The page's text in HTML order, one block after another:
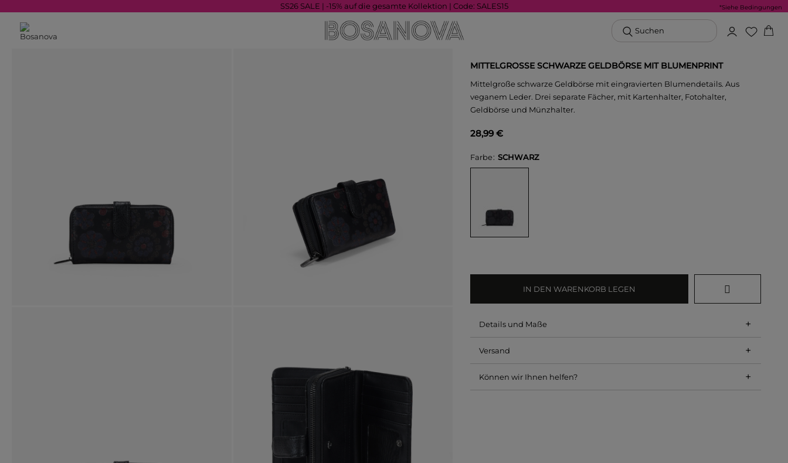
SS26 SALE | -15% auf die gesamte Kollektion | Code: SALES15 *Siehe Bedingungen
Suchen
MITTELGROSSE SCHWARZE GELDBÖRSE MIT BLUMENPRINT
Mittelgroße schwarze Geldbörse mit eingravierten Blumendetails. Aus
veganem Leder. Drei separate Fächer, mit Kartenhalter, Fotohalter,
Geldbörse und Münzhalter.
28,99 €
Farbe SCHWARZ
IN DEN WARENKORB LEGEN
Details und Maße +
Versand +
Können wir Ihnen helfen? +